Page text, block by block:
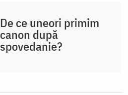
De ce uneori primim
canon după
spovedanie?